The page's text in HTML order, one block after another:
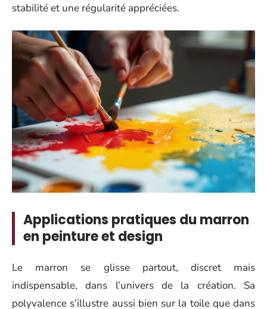
stabilité et une régularité appréciées.
Applications pratiques du marron
en peinture et design
Le marron se glisse partout, discret mais
indispensable, dans l’univers de la création. Sa
polyvalence s’illustre aussi bien sur la toile que dans